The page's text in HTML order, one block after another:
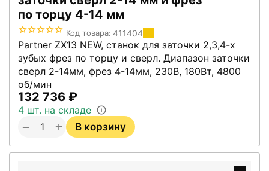
по торцу 4-14 мм
Код товара: 411404
Partner ZX13 NEW, станок для заточки 2,3,4-х
зубых фрез по торцу и сверл. Диапазон заточки
сверл 2-14мм, фрез 4-14мм, 230В, 180Вт, 4800
об/мин
132 736 ₽
4 шт. на складе
+
− В корзину